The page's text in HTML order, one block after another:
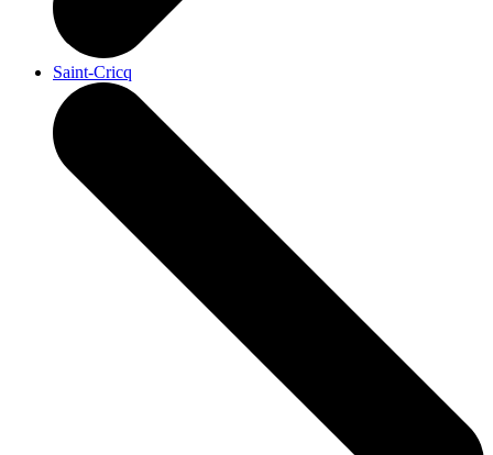
Saint-Cricq